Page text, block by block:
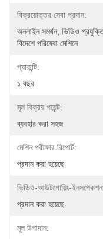
বিক্রয়োত্তর সেবা প্রদান:
অনলাইন সমর্থন, ভিডিও
বিদেশে পরিষেবা মেশিনে
গ্যারান্টি:
১ বছর
মূল বিক্রয় পয়েন্ট:
ব্যবহার করা সহজ
মেশিন পরীক্ষার রিপোর্ট:
প্রদান করা হয়েছে
ভিডিও-আউটগোয়িং-
প্রদান করা হয়েছে
মূল উপাদান: